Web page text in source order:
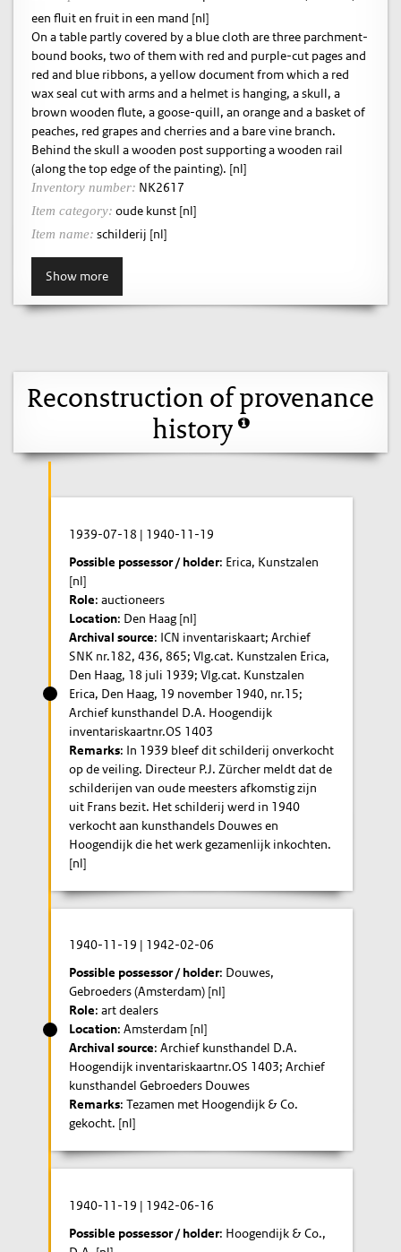
een fluit en fruit in een mand [nl]
On a table partly covered by a blue cloth are three parchment-
bound books, two of them with red and purple-cut pages and
red and blue ribbons, a yellow document from which a red
wax seal cut with arms and a helmet is hanging, a skull, a
brown wooden flute, a goose-quill, an orange and a basket of
peaches, red grapes and cherries and a bare vine branch.
Behind the skull a wooden post supporting a wooden rail
(along the top edge of the painting). [nl]
Inventory number: NK2617
Item category: oude kunst [nl]
Item name: schilderij [nl]
Show more
Reconstruction of provenance
history
1939-07-18 | 1940-11-19
Possible possessor / holder: Erica, Kunstzalen
[nl]
Role: auctioneers
Location: Den Haag [nl]
Archival source: ICN inventariskaart; Archief
SNK nr.182, 436, 865; Vlg.cat. Kunstzalen Erica,
Den Haag, 18 juli 1939; Vlg.cat. Kunstzalen
Erica, Den Haag, 19 november 1940, nr.15;
Archief kunsthandel D.A. Hoogendijk
inventariskaartnr.OS 1403
Remarks: In 1939 bleef dit schilderij onverkocht
op de veiling. Directeur P.J. Zürcher meldt dat de
schilderijen van oude meesters afkomstig zijn
uit Frans bezit. Het schilderij werd in 1940
verkocht aan kunsthandels Douwes en
Hoogendijk die het werk gezamenlijk inkochten.
[nl]
1940-11-19 | 1942-02-06
Possible possessor / holder: Douwes,
Gebroeders (Amsterdam) [nl]
Role: art dealers
Location: Amsterdam [nl]
Archival source: Archief kunsthandel D.A.
Hoogendijk inventariskaartnr.OS 1403; Archief
kunsthandel Gebroeders Douwes
Remarks: Tezamen met Hoogendijk & Co.
gekocht. [nl]
1940-11-19 | 1942-06-16
Possible possessor / holder: Hoogendijk & Co.,